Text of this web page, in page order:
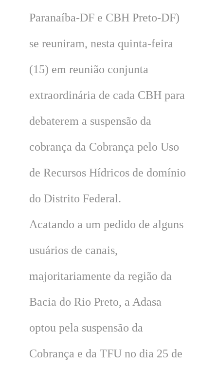
Paranaíba-DF e CBH Preto-DF)
se reuniram, nesta quinta-feira
(15) em reunião conjunta
extraordinária de cada CBH para
debaterem a suspensão da
cobrança da Cobrança pelo Uso
de Recursos Hídricos de domínio
do Distrito Federal.
Acatando a um pedido de alguns
usuários de canais,
majoritariamente da região da
Bacia do Rio Preto, a Adasa
optou pela suspensão da
Cobrança e da TFU no dia 25 de